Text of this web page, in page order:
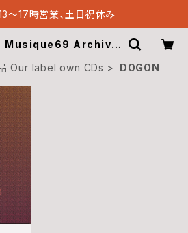
〜17時営業、土日祝休み
Musique69 Archive
Our label own CDs DOGON